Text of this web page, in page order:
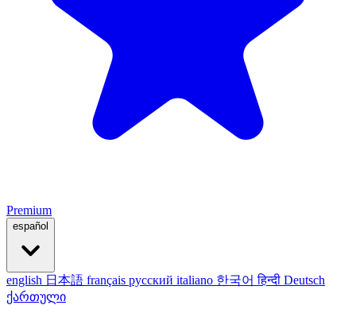
Premium
español
english 日本語 français русский italiano 한국어हिन्दी Deutsch
ქართული